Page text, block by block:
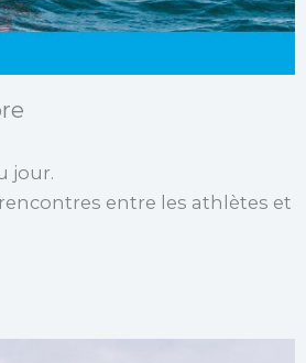
jour.
entre les athlètes et